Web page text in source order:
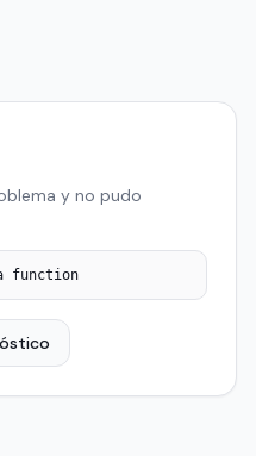
y no pudo
function